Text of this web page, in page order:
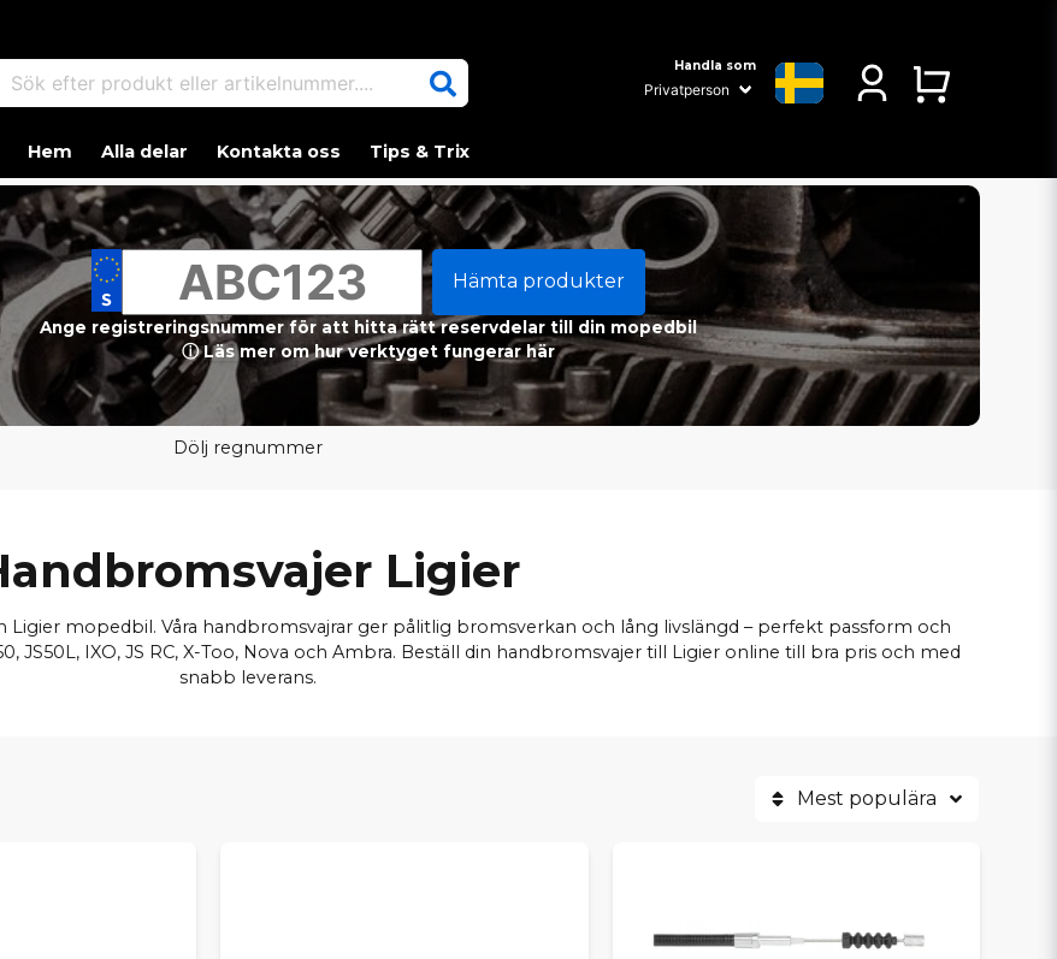
efter produkt eller artikelnummer.... Handla som
Hem Alla delar Kontakta oss Tips & Trix
Hämta produkter
Ange registreringsnummer för att hitta rätt reservdelar till din mopedbil
ⓘ Läs mer om hur verktyget fungerar här
Dölj regnummer
Ligier
Ligier mopedbil. Våra handbromsvajrar ger pålitlig bromsverkan och lång livslängd – perfekt passform och
JS50L, IXO, JS RC, X-Too, Nova och Ambra. Beställ din handbromsvajer till Ligier online till bra pris och med
snabb leverans.
Mest populära